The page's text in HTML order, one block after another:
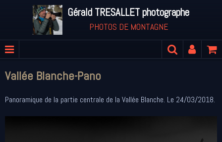
Gérald TRESALLET photographe
PHOTOS DE MONTAGNE
Vallée Blanche-Pano
Panoramique de la partie centrale de la Vallée Blanche. Le 24/03/2018.